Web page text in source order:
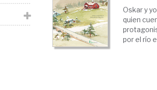
Oskar y
quien
por el río